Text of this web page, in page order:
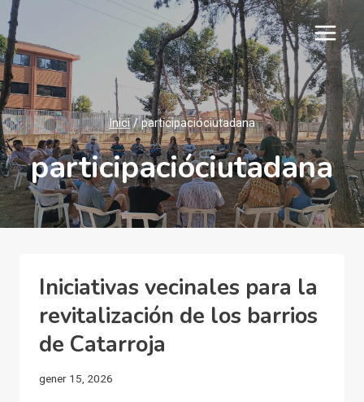
Vés
al
contingut
Inici / participacióciutadana
participacióciutadana
Iniciativas vecinales para la
revitalización de los barrios
de Catarroja
gener 15, 2026